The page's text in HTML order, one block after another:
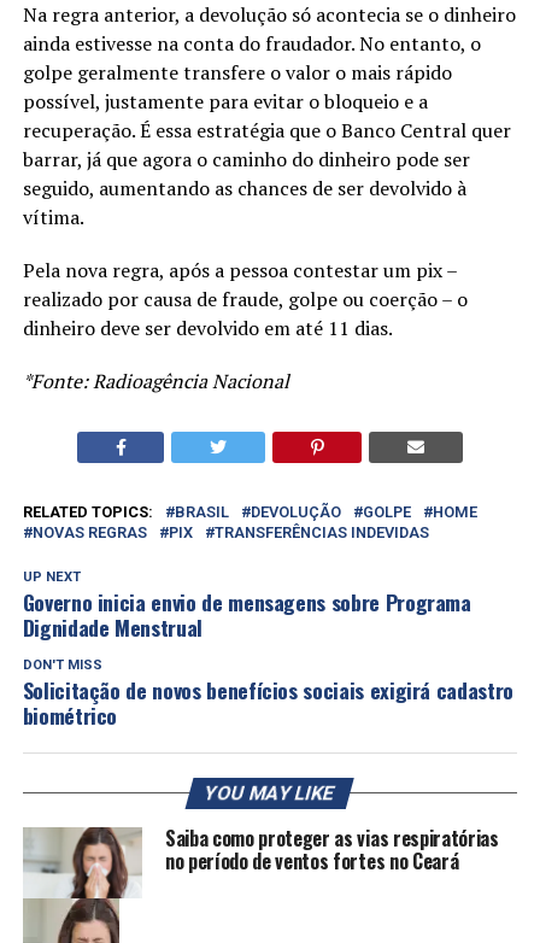
Na regra anterior, a devolução só acontecia se o dinheiro
ainda estivesse na conta do fraudador. No entanto, o
golpe geralmente transfere o valor o mais rápido
possível, justamente para evitar o bloqueio e a
recuperação. É essa estratégia que o Banco Central quer
barrar, já que agora o caminho do dinheiro pode ser
seguido, aumentando as chances de ser devolvido à
vítima.
Pela nova regra, após a pessoa contestar um pix –
realizado por causa de fraude, golpe ou coerção – o
dinheiro deve ser devolvido em até 11 dias.
*Fonte: Radioagência Nacional
RELATED TOPICS: BRASIL DEVOLUÇÃO GOLPE
HOME
NOVAS REGRAS
PIX TRANSFERÊNCIAS INDEVIDAS
UP NEXT
Governo inicia envio de mensagens sobre Programa
Dignidade Menstrual
DON'T MISS
Solicitação de novos benefícios sociais exigirá cadastro
biométrico
YOU MAY LIKE
Saiba como proteger as vias respiratórias
no período de ventos fortes no Ceará